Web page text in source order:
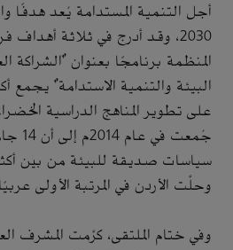
أجل التنمية المستدامة يُعد
2030، وقد أدرج في ثلاثة
المنظمة برنامجًا بعنوان "الشراكة
على تطوير المناهج الدراسية
جُمعت
وحلَّت الأردن في المرتبة الأولى عربيًا والـ 49
وفي ختام الملتقى، كرَّمت المشرف